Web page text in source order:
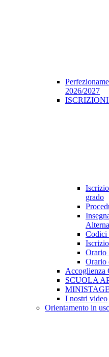
2026/2027
grado
Codici
Orario
Orario
Accoglienza
SCUOLA
MINISTAGE
I nostri video
Orientamento in